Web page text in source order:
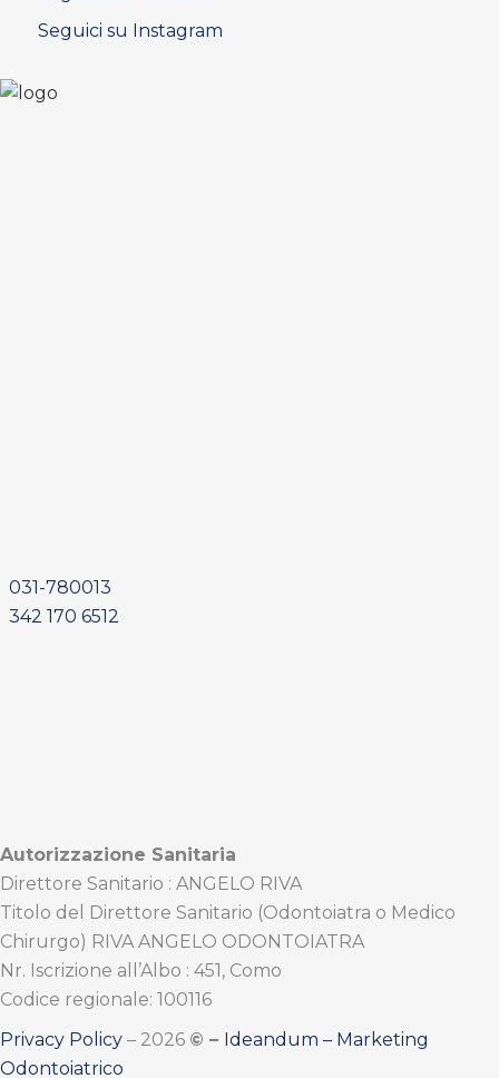
Seguici su Instagram
031-780013
342 170 6512
Autorizzazione Sanitaria
Direttore Sanitario : ANGELO RIVA
Titolo del Direttore Sanitario (Odontoiatra o Medico
Chirurgo) RIVA ANGELO ODONTOIATRA
Nr. Iscrizione all’Albo : 451, Como
Codice regionale: 100116
Privacy Policy – 2026 © – Ideandum – Marketing
Odontoiatrico